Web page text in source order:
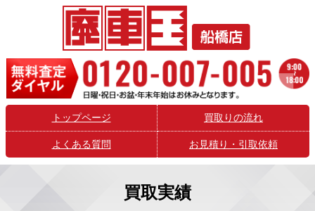
トップページ 買取りの流れ
よくある質問 お見積り・引取依頼
買取実績